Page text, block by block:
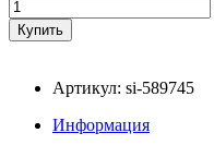
Артикул: si-589745
Информация